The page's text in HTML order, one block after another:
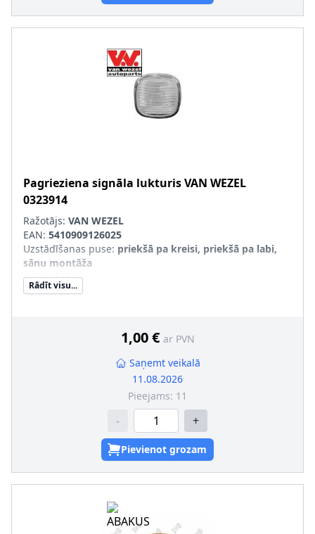
Pagrieziena signāla lukturisVAN WEZEL
0323914
Ražotājs: VAN WEZEL
EAN: 5410909126025
Uzstādīšanas puse: priekšā pa kreisi, priekšā pa labi,
sānu montāža
Krāsa:balts
Papildus artikuls/Papildus informācija
Rādīt visu...
1,00 € ar PVN
Saņemt veikalā
11.08.2026
Pieejams: 11
- +
Pievienot grozam